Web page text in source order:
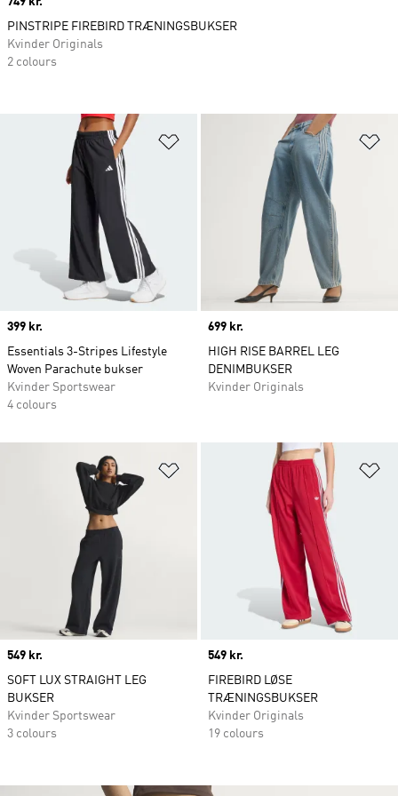
Føj til ønskeliste
Price
399 kr.
Essentials 3-Stripes Lifestyle
Woven Parachute bukser
Kvinder Sportswear
4 colours
Price
699 kr.
HIGH RISE BARREL LEG
DENIMBUKSER
Kvinder Originals
Føj til ønskeliste
Price
549 kr.
SOFT LUX STRAIGHT LEG
BUKSER
Kvinder Sportswear
3 colours
Price
549 kr.
FIREBIRD LØSE
TRÆNINGSBUKSER
Kvinder Originals
19 colours
PINSTRIPE FIREBIRD TRÆNINGSBUKSER
Kvinder Originals
2 colours